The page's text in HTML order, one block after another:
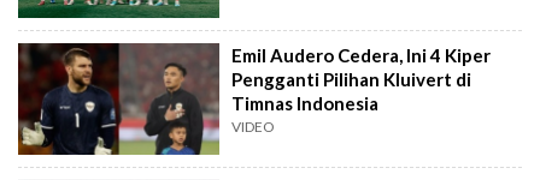
Emil Audero Cedera, Ini 4 Kiper
Pengganti Pilihan Kluivert di
Timnas Indonesia
VIDEO